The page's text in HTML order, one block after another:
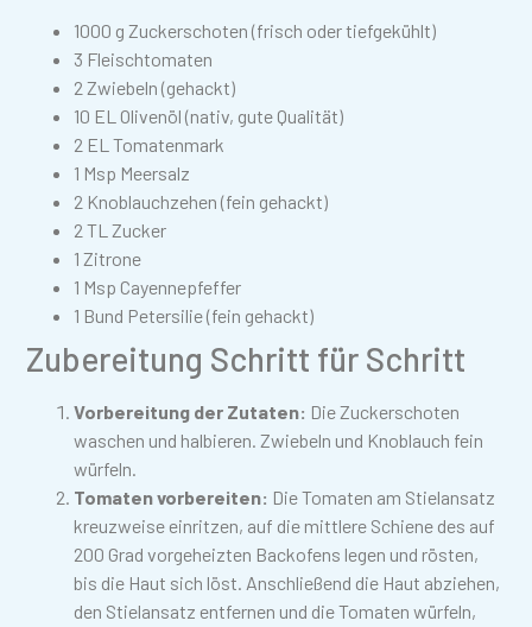
1000 g Zuckerschoten (frisch oder tiefgekühlt)
3 Fleischtomaten
2 Zwiebeln (gehackt)
10 EL Olivenöl (nativ, gute Qualität)
2 EL Tomatenmark
1 Msp Meersalz
2 Knoblauchzehen (fein gehackt)
2 TL Zucker
1 Zitrone
1 Msp Cayennepfeffer
1 Bund Petersilie (fein gehackt)
Zubereitung Schritt für Schritt
Vorbereitung der Zutaten: Die Zuckerschoten
waschen und halbieren. Zwiebeln und Knoblauch fein
würfeln.
Tomaten vorbereiten: Die Tomaten am Stielansatz
kreuzweise einritzen, auf die mittlere Schiene des auf
200 Grad vorgeheizten Backofens legen und rösten,
bis die Haut sich löst. Anschließend die Haut abziehen,
den Stielansatz entfernen und die Tomaten würfeln,